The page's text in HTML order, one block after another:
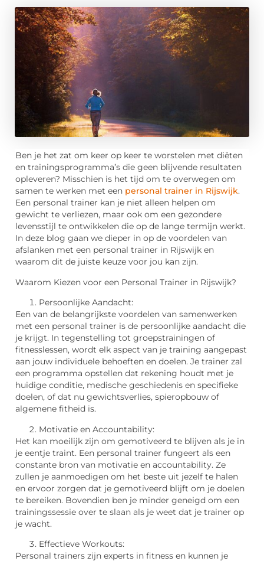
Ben je het zat om keer op keer te worstelen met diëten
en trainingsprogramma’s die geen blijvende resultaten
opleveren? Misschien is het tijd om te overwegen om
samen te werken met een personal trainer in Rijswijk.
Een personal trainer kan je niet alleen helpen om
gewicht te verliezen, maar ook om een gezondere
levensstijl te ontwikkelen die op de lange termijn werkt.
In deze blog gaan we dieper in op de voordelen van
afslanken met een personal trainer in Rijswijk en
waarom dit de juiste keuze voor jou kan zijn.
Waarom Kiezen voor een Personal Trainer in Rijswijk?
Persoonlijke Aandacht:
Een van de belangrijkste voordelen van samenwerken
met een personal trainer is de persoonlijke aandacht die
je krijgt. In tegenstelling tot groepstrainingen of
fitnesslessen, wordt elk aspect van je training aangepast
aan jouw individuele behoeften en doelen. Je trainer zal
een programma opstellen dat rekening houdt met je
huidige conditie, medische geschiedenis en specifieke
doelen, of dat nu gewichtsverlies, spieropbouw of
algemene fitheid is.
Motivatie en Accountability:
Het kan moeilijk zijn om gemotiveerd te blijven als je in
je eentje traint. Een personal trainer fungeert als een
constante bron van motivatie en accountability. Ze
zullen je aanmoedigen om het beste uit jezelf te halen
en ervoor zorgen dat je gemotiveerd blijft om je doelen
te bereiken. Bovendien ben je minder geneigd om een
trainingssessie over te slaan als je weet dat je trainer op
je wacht.
Effectieve Workouts:
Personal trainers zijn experts in fitness en kunnen je